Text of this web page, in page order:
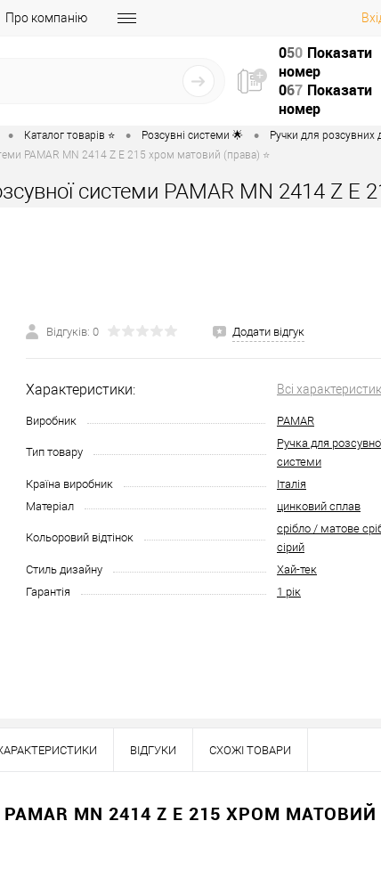
Про компанію
050 Показати
номер
067 Показати
номер
• Каталог товарів ⭐ • Розсувні системи 🌟 • Ручки для розсувних
PAMAR MN 2414 Z E 215 хром матовий (права) ⭐
системи PAMAR MN 2414 Z E
Відгуків: 0 Додати відгук
Характеристики: Всі
Виробник PAMAR
Тип товару
Ручка для
системи
Країна виробник
Італія
Матеріал
цинковий сплав
Кольоровий відтінок
срібло / матове
сірий
Стиль дизайну
Хай-тек
Гарантія
1 рік
Наявність в роздрібних магазинах
Знизимо
ВІДГУКИ СХОЖІ ТОВАРИ
MN 2414 Z E 215 ХРОМ МАТОВИЙ